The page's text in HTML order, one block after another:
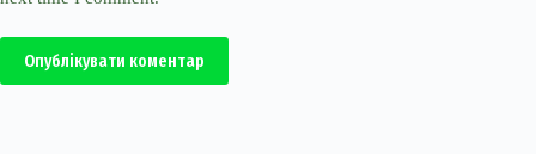
Опублікувати коментар